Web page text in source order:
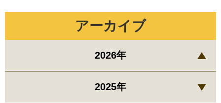
アーカイブ
2026年
2025年